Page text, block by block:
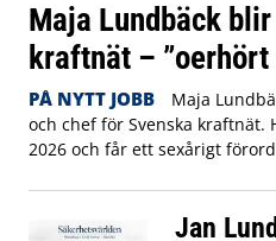
Maja Lundbäck
kraftnät – ”oerhört
PÅ NYTT JOBB
Maja
och chef för Svenska
2026 och får ett sexårigt
Jan